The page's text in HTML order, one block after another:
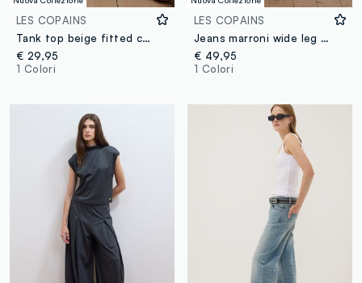
LES COPAINS
Tank top beige fitted con spalline sottili in tessuto elasticizzato
€ 29,95
1 Colori
LES COPAINS
Jeans marroni wide leg in puro lyocell
€ 49,95
1 Colori